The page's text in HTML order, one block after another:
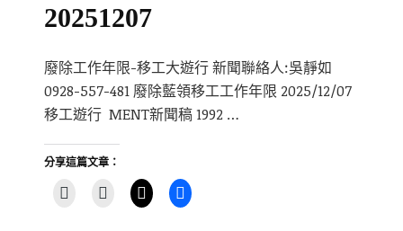
20251207
廢除工作年限-移工大遊行 新聞聯絡人:吳靜如
0928-557-481 廢除藍領移工工作年限 2025/12/07
移工遊行 MENT新聞稿 1992 …
分享這篇文章：